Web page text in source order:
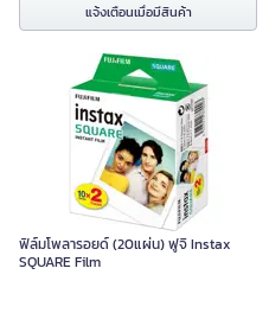
แจ้งเตือนเมื่อมีสินค้า
ฟิล์มโพลารอยด์ (20แผ่น) ฟูจิ Instax
SQUARE Film